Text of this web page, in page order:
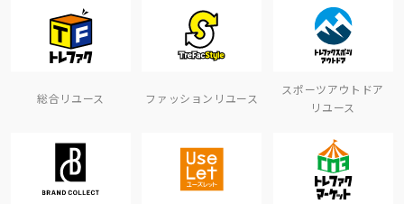
総合リユース ファッションリユース
スポーツアウトドア
リユース